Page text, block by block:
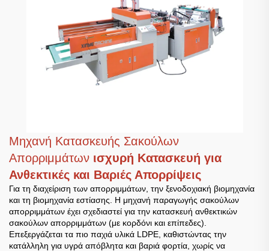
Μηχανή Κατασκευής Σακούλων
Απορριμμάτων ισχυρή Κατασκευή για
Ανθεκτικές και Βαριές Απορρίψεις
Για τη διαχείριση των απορριμμάτων, την ξενοδοχιακή βιομηχανία
και τη βιομηχανία εστίασης. Η μηχανή παραγωγής σακούλων
απορριμμάτων έχει σχεδιαστεί για την κατασκευή ανθεκτικών
σακούλων απορριμμάτων (με κορδόνι και επίπεδες).
Επεξεργάζεται τα πιο παχιά υλικά LDPE, καθιστώντας την
κατάλληλη για υγρά απόβλητα και βαριά φορτία, χωρίς να